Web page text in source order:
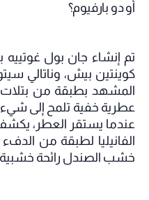
أو دو بارفيوم؟
تم إنشاء جان بول غوتييه
كوينتين بيش، وناتالي
المشهد بطبقة من بتلات
عطرية خفية تلمح إلى شيء
عندما يستقر العطر، يكشف
الفانيليا لطبقة من
خشب الصندل رائحة خشبية